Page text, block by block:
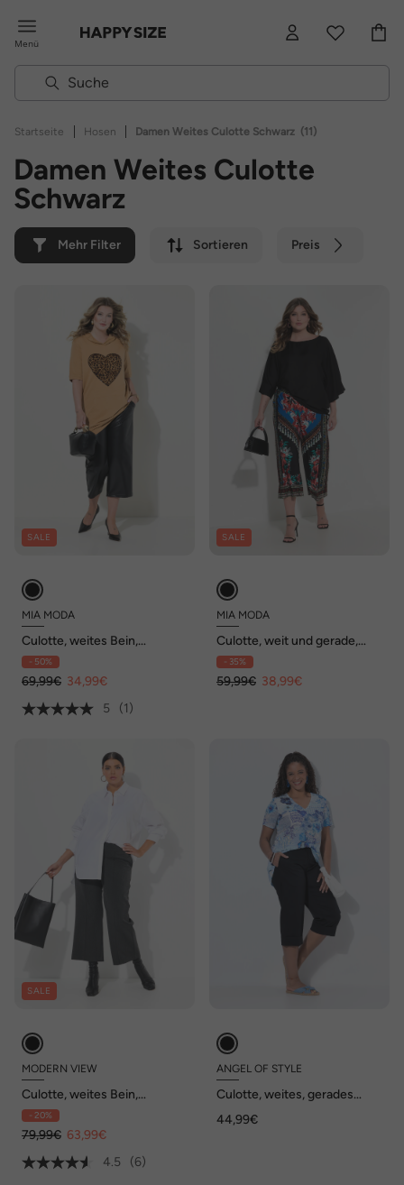
Menü
Startseite | Hosen | Damen Weites Culotte Schwarz (11)
Damen Weites Culotte
Schwarz
Mehr Filter Sortieren Preis
SALE
MIA MODA
Culotte, weites Bein,
Lederoptik
- 50%
69,99€ 34,99€
5
(1)
SALE
MIA MODA
Culotte, weit und gerade,
Blumenmuster
- 35%
59,99€ 38,99€
SALE
MODERN VIEW
Culotte, weites Bein,
Elastikbund, Viskose-Stretch
- 20%
79,99€ 63,99€
4.5
(6)
ANGEL OF STYLE
Culotte, weites, gerades
44,99€